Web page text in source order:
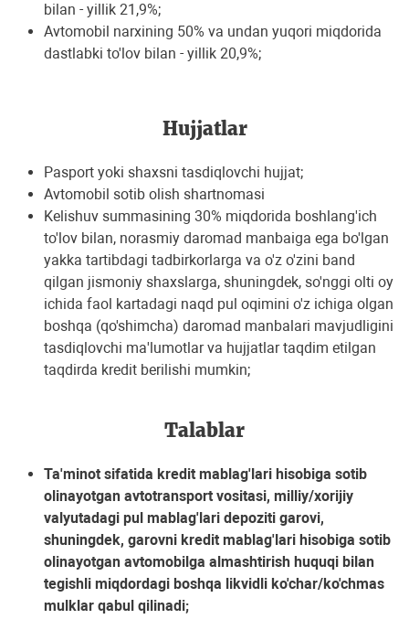
bilan - yillik 21,9%;
Avtomobil narxining 50% va undan yuqori miqdorida
dastlabki to'lov bilan - yillik 20,9%;
Hujjatlar
Pasport yoki shaxsni tasdiqlovchi hujjat;
Avtomobil sotib olish shartnomasi
Kelishuv summasining 30% miqdorida boshlang'ich
to'lov bilan, norasmiy daromad manbaiga ega bo'lgan
yakka tartibdagi tadbirkorlarga va o'z o'zini band
qilgan jismoniy shaxslarga, shuningdek, so'nggi olti oy
ichida faol kartadagi naqd pul oqimini o'z ichiga olgan
boshqa (qo'shimcha) daromad manbalari mavjudligini
tasdiqlovchi ma'lumotlar va hujjatlar taqdim etilgan
taqdirda kredit berilishi mumkin;
Talablar
Ta'minot sifatida kredit mablag'lari hisobiga sotib
olinayotgan avtotransport vositasi, milliy/xorijiy
valyutadagi pul mablag'lari depoziti garovi,
shuningdek, garovni kredit mablag'lari hisobiga sotib
olinayotgan avtomobilga almashtirish huquqi bilan
tegishli miqdordagi boshqa likvidli ko'char/ko'chmas
mulklar qabul qilinadi;